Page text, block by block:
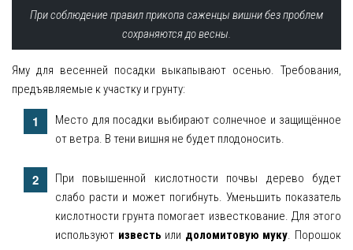
При соблюдение правил прикопа саженцы вишни без проблем
сохраняются до весны.
Яму для весенней посадки выкапывают осенью. Требования,
предъявляемые к участку и грунту:
Место для посадки выбирают солнечное и защищённое
от ветра. В тени вишня не будет плодоносить.
При повышенной кислотности почвы дерево будет
слабо расти и может погибнуть. Уменьшить показатель
кислотности грунта помогает известкование. Для этого
используют известь или доломитовую муку. Порошок